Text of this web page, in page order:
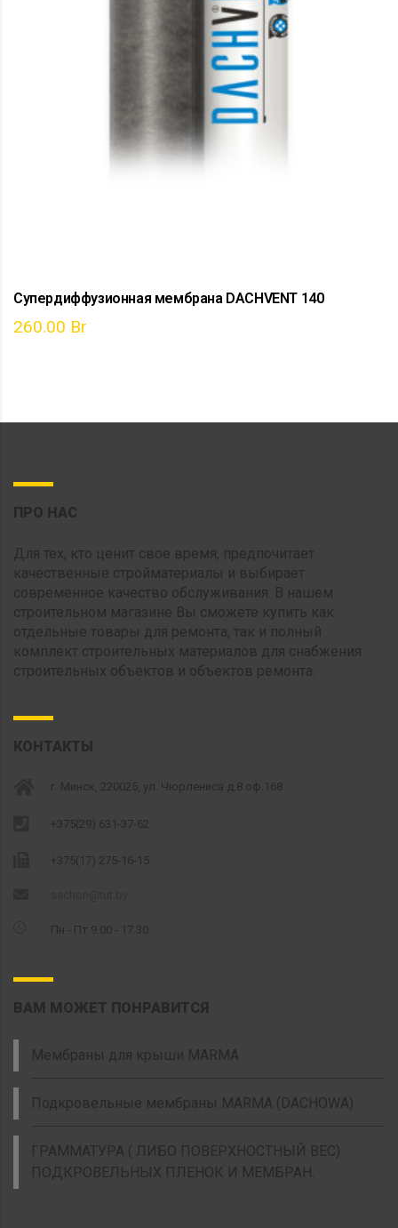
Супердиффузионная мембрана DACHVENT 140
260.00 Br
ПРО НАС
Для тех, кто ценит свое время, предпочитает
качественные стройматериалы и выбирает
современное качество обслуживания. В нашем
строительном магазине Вы сможете купить как
отдельные товары для ремонта, так и полный
комплект строительных материалов для снабжения
строительных объектов и объектов ремонта.
КОНТАКТЫ
г. Минск, 220025, ул. Чюрлениса д.8 оф.168
+375(29) 631-37-62
+375(17) 275-16-15
Пн - Пт 9.00 - 17.30
ВАМ МОЖЕТ ПОНРАВИТСЯ
Мембраны для крыши MARMA
Подкровельные мембраны MARMA (DACHOWA)
ГРАММАТУРА ( ЛИБО ПОВЕРХНОСТНЫЙ ВЕС)
ПОДКРОВЕЛЬНЫХ ПЛЕНОК И МЕМБРАН.